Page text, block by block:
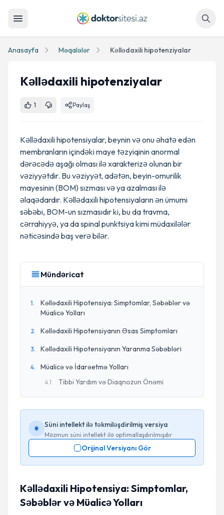
Anasayfa Məqalələr Kəllədaxili hipotenziyalar
Kəllədaxili hipotenziyalar
1 Paylaş
Kəllədaxili hipotensiyalar, beynin və onu əhatə edən
membranların içindəki maye təzyiqinin anormal
dərəcədə aşağı olması ilə xarakterizə olunan bir
vəziyyətdir. Bu vəziyyət, adətən, beyin-omurilik
mayesinin (BOM) sızması və ya azalması ilə
əlaqədardır. Kəllədaxili hipotensiyaların ən ümumi
səbəbi, BOM-un sızmasıdır ki, bu da travma,
cərrahiyyə, ya da spinal punktsiya kimi müdaxilələr
nəticəsində baş verə bilər.
Mündəricat
1.
Kəllədaxili Hipotensiya: Simptomlar, Səbəblər və
Müalicə Yolları
2. Kəllədaxili Hipotensiyanın Əsas Simptomları
3. Kəllədaxili Hipotensiyanın Yaranma Səbəbləri
4. Müalicə və İdarəetmə Yolları
4.1 Tibbi Yardım və Diaqnozun Önəmi
Süni intellekt ilə təkmiləşdirilmiş versiya
Məzmun süni intellekt ilə optimallaşdırılmışdır
Orijinal Versiyanı Gör
Kəllədaxili Hipotensiya: Simptomlar,
Səbəblər və Müalicə Yolları